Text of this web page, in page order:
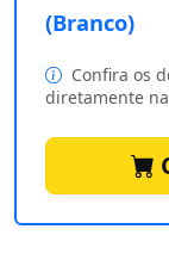
(Branco)
Confira os
diretamente